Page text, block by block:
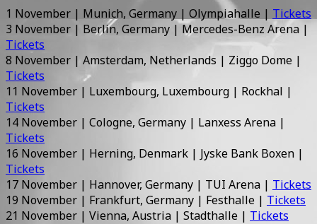
1 November | Munich, Germany | Olympiahalle | Tickets
3 November | Berlin, Germany | Mercedes-Benz Arena |
Tickets
8 November | Amsterdam, Netherlands | Ziggo Dome |
Tickets
11 November | Luxembourg, Luxembourg | Rockhal |
Tickets
14 November | Cologne, Germany | Lanxess Arena |
Tickets
16 November | Herning, Denmark | Jyske Bank Boxen |
Tickets
17 November | Hannover, Germany | TUI Arena | Tickets
19 November | Frankfurt, Germany | Festhalle | Tickets
21 November | Vienna, Austria | Stadthalle | Tickets